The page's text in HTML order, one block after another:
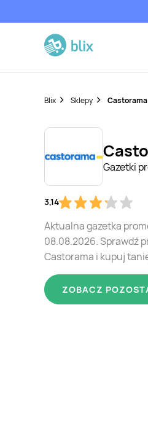
Blix Sklepy Castorama
Gazetki
3,14
Aktualna gazetka
08.08.2026. Sprawdź
Castorama i kupuj
ZOBACZ